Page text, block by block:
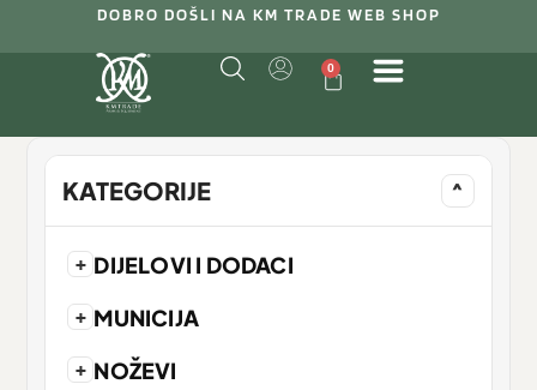
DOBRO DOŠLI NA KM TRADE WEB SHOP
0
KATEGORIJE ^
+ DIJELOVI I DODACI
+ MUNICIJA
+ NOŽEVI